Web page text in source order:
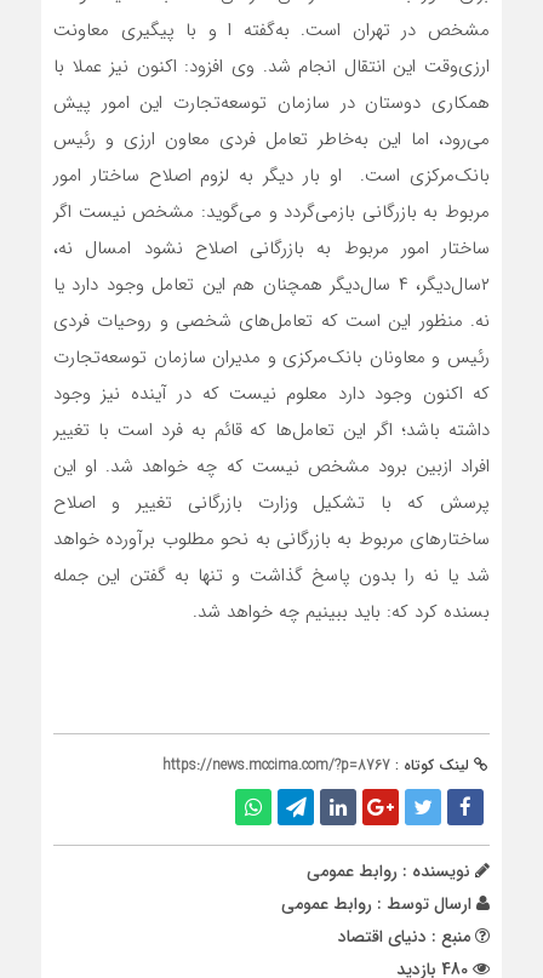
مشخص در تهران است. به‌گفته ا و با پیگیری معاونت
ارزی‌وقت این انتقال انجام شد. وی افزود: اکنون نیز عملا با
همکاری دوستان در سازمان توسعه‌تجارت این امور پیش
می‌رود، اما این به‌خاطر تعامل فردی معاون ارزی و رئیس
بانک‌مرکزی است. او بار دیگر به لزوم اصلاح ساختار امور
مربوط به بازرگانی بازمی‌گردد و می‌گوید: مشخص نیست اگر
ساختار امور مربوط به بازرگانی اصلاح نشود امسال نه،
۲سال‌دیگر، ۴ سال‌دیگر همچنان هم این تعامل وجود دارد یا
نه. منظور این است که تعامل‌‌‌‌‌های شخصی و روحیات فردی
رئیس و معاونان بانک‌مرکزی و مدیران سازمان توسعه‌تجارت
که اکنون وجود دارد معلوم نیست که در آینده نیز وجود
داشته باشد؛ اگر این تعامل‌‌‌‌‌ها که قائم به فرد است با تغییر
افراد ازبین برود مشخص نیست که چه خواهد شد. او این
پرسش که با تشکیل وزارت بازرگانی تغییر و اصلاح
ساختارهای مربوط به بازرگانی به نحو مطلوب برآورده خواهد
شد یا نه را بدون پاسخ گذاشت و تنها به گفتن این جمله
بسنده کرد که: باید ببینیم چه خواهد شد.
لینک کوتاه : https://news.mccima.com/?p=8767
نویسنده : روابط عمومی
ارسال توسط : روابط عمومی
منبع : دنیای اقتصاد